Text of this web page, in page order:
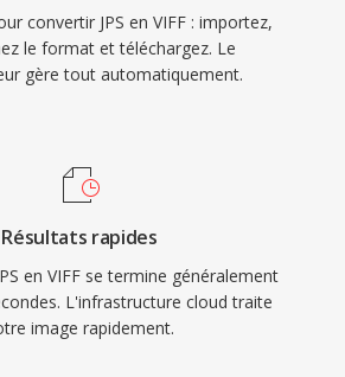
convertir JPS en VIFF : importez,
le format et téléchargez. Le
gère tout automatiquement.
Résultats rapides
en VIFF se termine généralement
L'infrastructure cloud traite
image rapidement.